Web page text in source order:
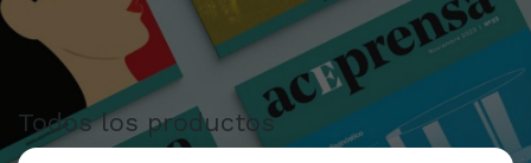
Todos los productos